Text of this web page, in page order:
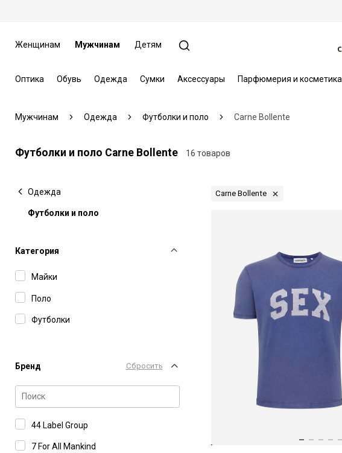
Женщинам Мужчинам Детям
Оптика Обувь Одежда Сумки Аксессуары Парфюмерия и косметика
Мужчинам Одежда Футболки и поло Carne Bollente
Футболки и поло Carne Bollente 16 товаров
Одежда
Футболки и поло
Категория
Майки
Поло
Футболки
Бренд Сбросить
44 Label Group
7 For All Mankind
Carne Bollente